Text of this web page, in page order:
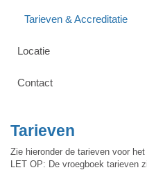
Tarieven & Accreditatie
Locatie
Contact
Tarieven
Zie hieronder de tarieven voor het
LET OP: De vroegboek tarieven